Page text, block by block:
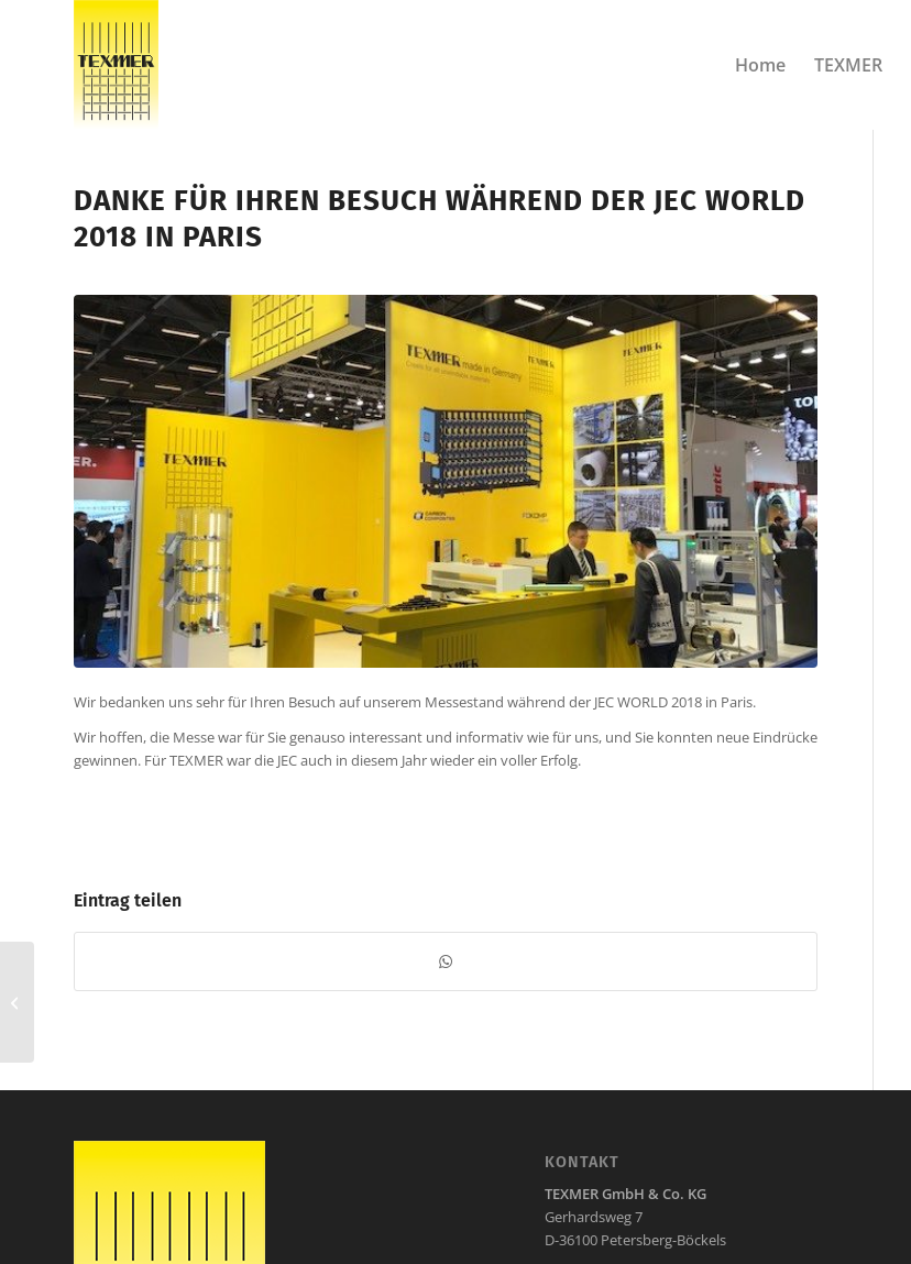
Home TEXMER
DANKE FÜR IHREN BESUCH WÄHREND DER JEC WORLD
2018 IN PARIS
Wir bedanken uns sehr für Ihren Besuch auf unserem Messestand während der JEC WORLD 2018 in Paris.
Wir hoffen, die Messe war für Sie genauso interessant und informativ wie für uns, und Sie konnten neue Eindrücke
gewinnen. Für TEXMER war die JEC auch in diesem Jahr wieder ein voller Erfolg.
Eintrag teilen
KONTAKT
TEXMER GmbH & Co. KG
Gerhardsweg 7
D-36100 Petersberg-Böckels